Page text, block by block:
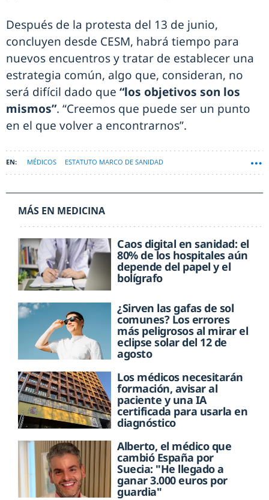
Después de la protesta del 13 de junio,
concluyen desde CESM, habrá tiempo para
nuevos encuentros y tratar de establecer una
estrategia común, algo que, consideran, no
será difícil dado que “los objetivos son los
mismos”. “Creemos que puede ser un punto
en el que volver a encontrarnos”.
MÉDICOS ESTATUTO MARCO DE SANIDAD
MÁS EN MEDICINA
Caos digital en sanidad: el
80% de los hospitales aún
depende del papel y el
bolígrafo
¿Sirven las gafas de sol
comunes? Los errores
más peligrosos al mirar el
eclipse solar del 12 de
agosto
Los médicos necesitarán
formación, avisar al
paciente y una IA
certificada para usarla en
diagnóstico
Alberto, el médico que
cambió España por
Suecia: "He llegado a
ganar 3.000 euros por
guardia"